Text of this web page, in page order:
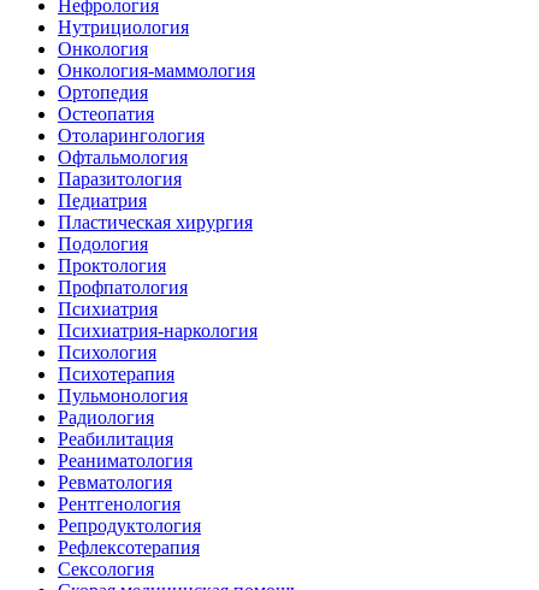
Нефрология
Нутрициология
Онкология
Онкология-маммология
Ортопедия
Остеопатия
Отоларингология
Офтальмология
Паразитология
Педиатрия
Пластическая хирургия
Подология
Проктология
Профпатология
Психиатрия
Психиатрия-наркология
Психология
Психотерапия
Пульмонология
Радиология
Реабилитация
Реаниматология
Ревматология
Рентгенология
Репродуктология
Рефлексотерапия
Сексология